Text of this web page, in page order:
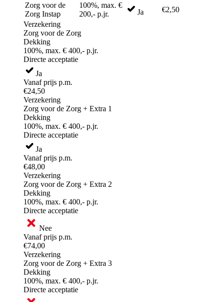
Zorg voor de
Zorg Instap
100%, max. €
200,- p.jr.
Ja
€2,50
Verzekering
Zorg voor de Zorg
Dekking
100%, max. € 400,- p.jr.
Directe acceptatie
Ja
Vanaf prijs p.m.
€24,50
Verzekering
Zorg voor de Zorg + Extra 1
Dekking
100%, max. € 400,- p.jr.
Directe acceptatie
Ja
Vanaf prijs p.m.
€48,00
Verzekering
Zorg voor de Zorg + Extra 2
Dekking
100%, max. € 400,- p.jr.
Directe acceptatie
Nee
Vanaf prijs p.m.
€74,00
Verzekering
Zorg voor de Zorg + Extra 3
Dekking
100%, max. € 400,- p.jr.
Directe acceptatie